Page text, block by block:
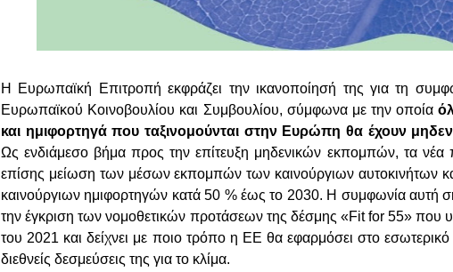
Η Ευρωπαϊκή Επιτροπή εκφράζει την ικανοποίησή της για τη
Ευρωπαϊκού Κοινοβουλίου και Συμβουλίου, σύμφωνα με την οποία
και ημιφορτηγά που ταξινομούνται στην Ευρώπη θα έχουν
Ως ενδιάμεσο βήμα προς την επίτευξη μηδενικών εκπομπών, τα
επίσης μείωση των μέσων εκπομπών των καινούργιων αυτοκινήτων
καινούργιων ημιφορτηγών κατά 50 % έως το 2030. Η συμφωνία αυτή
την έγκριση των νομοθετικών προτάσεων της δέσμης «Fit for 55» που
του 2021 και δείχνει με ποιο τρόπο η ΕΕ θα εφαρμόσει στο
διεθνείς δεσμεύσεις της για το κλίμα.